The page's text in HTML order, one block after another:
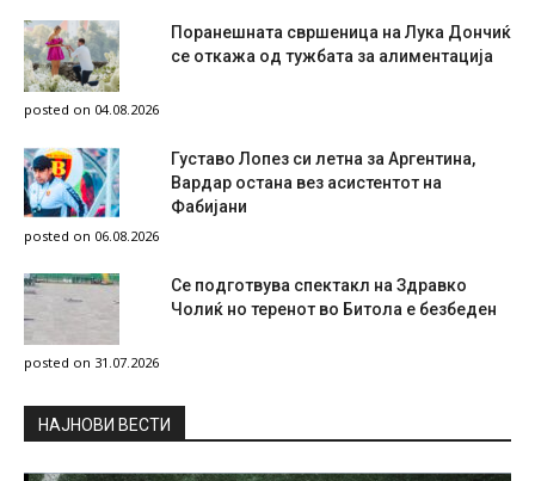
Поранешната свршеница на Лука Дончиќ
се откажа од тужбата за алиментација
posted on 04.08.2026
Густаво Лопез си летна за Аргентина,
Вардар остана вез асистентот на
Фабијани
posted on 06.08.2026
Се подготвува спектакл на Здравко
Чолиќ но теренот во Битола е безбеден
posted on 31.07.2026
НAЈНОВИ ВЕСТИ